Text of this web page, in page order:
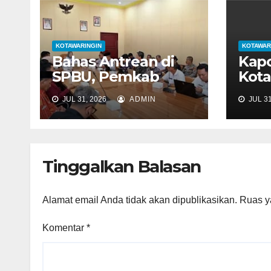
o
s
KOTAWARINGIN
Bahas Antrean di
SPBU, Pemkab
Kobar dan
Pertamina Perkuat
Koordinasi
JUL 31, 2026 ADMIN JUL
Tinggalkan Balasan
Alamat email Anda tidak akan dipublikasikan. Ruas
Komentar *